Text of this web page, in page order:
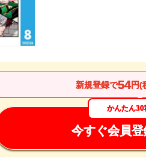
新規登録で54円(
かんたん30
今すぐ会員